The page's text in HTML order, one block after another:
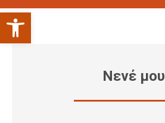
Ανοίξτε τη γραμμή εργαλείων
Νενέ μου